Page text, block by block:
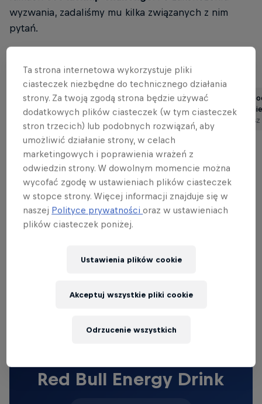
wyzwania, zadaliśmy mu kilka związanych z nim
pytań.
Zobacz również:
3 deskorolkowców, którzy
jeżdżą pomimo ogromnych …
Przeczytasz w 1 min
Krzysiek
swoim
Skąd pomysł na robienie kickflipa dosłownie
codziennie?
kiedyś wrzucił coś podobnego u siebie na Insta.
Red Bull Energy Drink
Ta strona internetowa wykorzystuje pliki
ciasteczek niezbędne do technicznego działania
strony. Za twoją zgodą strona będzie używać
dodatkowych plików ciasteczek (w tym ciasteczek
stron trzecich) lub podobnych rozwiązań, aby
umożliwić działanie strony, w celach
marketingowych i poprawienia wrażeń z
odwiedzin strony. W dowolnym momencie można
wycofać zgodę w ustawieniach plików ciasteczek
w stopce strony. Więcej informacji znajduje się w
naszej Polityce prywatnościoraz w ustawieniach
plików ciasteczek poniżej.
Ustawienia plików cookie
Odrzucenie wszystkich
Akceptuj wszystkie pliki cookie